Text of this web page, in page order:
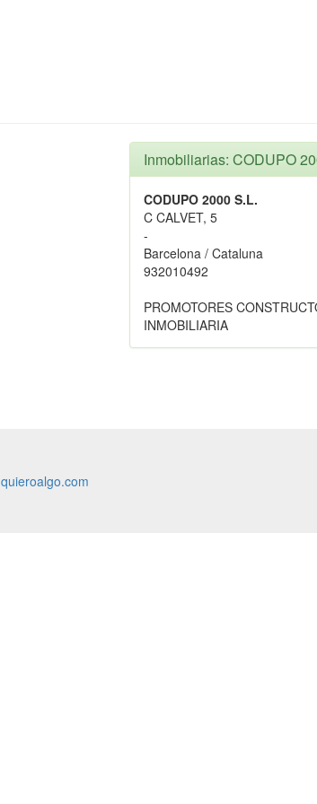
Inmobiliarias: CODUPO
CODUPO 2000 S.L.
C CALVET, 5
-
Barcelona / Cataluna
932010492
PROMOTORES
INMOBILIARIA